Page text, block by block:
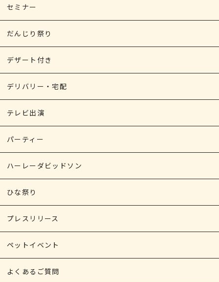
セミナー
だんじり祭り
デザート付き
デリバリー・宅配
テレビ出演
パーティー
ハーレーダビッドソン
ひな祭り
プレスリリース
ペットイベント
よくあるご質問